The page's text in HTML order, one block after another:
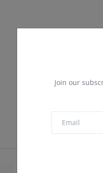
Join our